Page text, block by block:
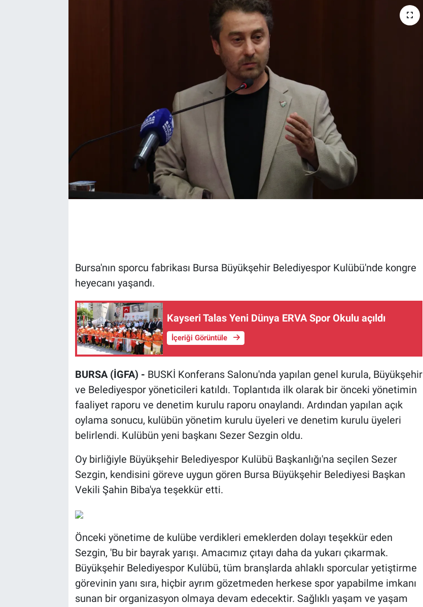
Bursa'nın sporcu fabrikası Bursa Büyükşehir Belediyespor Kulübü'nde kongre
heyecanı yaşandı.
Kayseri Talas Yeni Dünya ERVA Spor Okulu açıldı
İçeriği Görüntüle
BURSA (İGFA) - BUSKİ Konferans Salonu'nda yapılan genel kurula, Büyükşehir
ve Belediyespor yöneticileri katıldı. Toplantıda ilk olarak bir önceki yönetimin
faaliyet raporu ve denetim kurulu raporu onaylandı. Ardından yapılan açık
oylama sonucu, kulübün yönetim kurulu üyeleri ve denetim kurulu üyeleri
belirlendi. Kulübün yeni başkanı Sezer Sezgin oldu.
Oy birliğiyle Büyükşehir Belediyespor Kulübü Başkanlığı'na seçilen Sezer
Sezgin, kendisini göreve uygun gören Bursa Büyükşehir Belediyesi Başkan
Vekili Şahin Biba'ya teşekkür etti.
Önceki yönetime de kulübe verdikleri emeklerden dolayı teşekkür eden
Sezgin, 'Bu bir bayrak yarışı. Amacımız çıtayı daha da yukarı çıkarmak.
Büyükşehir Belediyespor Kulübü, tüm branşlarda ahlaklı sporcular yetiştirme
görevinin yanı sıra, hiçbir ayrım gözetmeden herkese spor yapabilme imkanı
sunan bir organizasyon olmaya devam edecektir. Sağlıklı yaşam ve yaşam